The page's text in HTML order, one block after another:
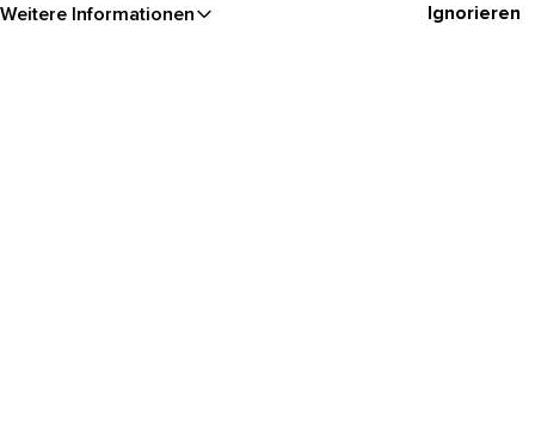
Weitere Informationen Ignorieren